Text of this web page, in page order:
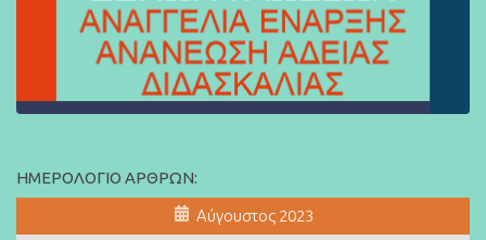
ΗΜΕΡΟΛΌΓΙΟ ΆΡΘΡΩΝ:
Αύγουστος 2023